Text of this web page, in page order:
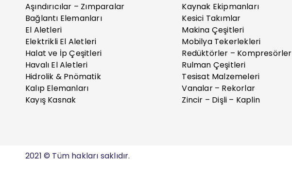
Aşındırıcılar – Zımparalar
Bağlantı Elemanları
El Aletleri
Elektrikli El Aletleri
Halat ve İp Çeşitleri
Havalı El Aletleri
Hidrolik & Pnömatik
Kalıp Elemanları
Kayış Kasnak
Kaynak Ekipmanları
Kesici Takımlar
Makina Çeşitleri
Mobilya Tekerlekleri
Redüktörler – Kompresörler
Rulman Çeşitleri
Tesisat Malzemeleri
Vanalar – Rekorlar
Zincir – Dişli – Kaplin
2021 © Tüm hakları saklıdır.